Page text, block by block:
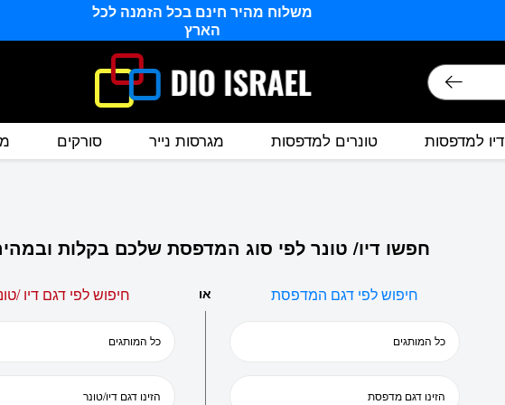
משלוח מהיר חינם בכל הזמנה לכל
הארץ
דיו למדפסות טונרים למדפסות מגרסות נייר סורקים
חפשו דיו/ טונר לפי סוג המדפסת שלכם בקלות
חיפוש לפי דגם המדפסת או חיפוש לפי דגם דיו /